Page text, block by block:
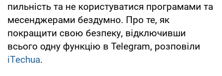
пильність та не користуватися програмами та
месенджерами бездумно. Про те, як
покращити свою безпеку, відключивши
всього одну функцію в Telegram, розповіли
iТechua.